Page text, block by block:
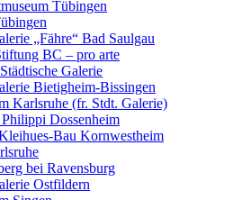
Ausschreibungen für Künstler
Tübingen
„Fähre“ Bad Saulgau
BC – pro arte
Galerie
Bietigheim-Bissingen
Karlsruhe (fr. Stdt. Galerie)
Dossenheim
Bau Kornwestheim
bei Ravensburg
Ostfildern